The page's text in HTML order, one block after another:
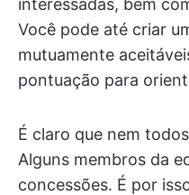
interessadas, bem
Você pode até criar
mutuamente
pontuação para
É claro que nem
Alguns membros da
concessões. É por